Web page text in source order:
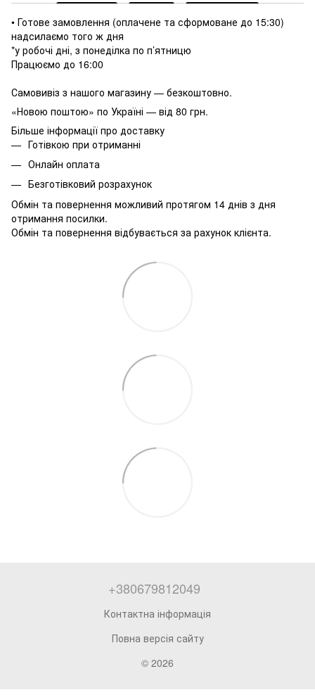
• Готове замовлення (оплачене та сформоване до 15:30)
надсилаємо того ж дня
*у робочі дні, з понеділка по п’ятницю
Працюємо до 16:00
Самовивіз з нашого магазину — безкоштовно.
«Новою поштою» по Україні — від 80 грн.
Більше інформації про доставку
Готівкою при отриманні
Онлайн оплата
Безготівковий розрахунок
Обмін та повернення можливий протягом 14 днів з дня
отримання посилки.
Обмін та повернення відбувається за рахунок клієнта.
+380679812049
Контактна інформація
Повна версія сайту
© 2026